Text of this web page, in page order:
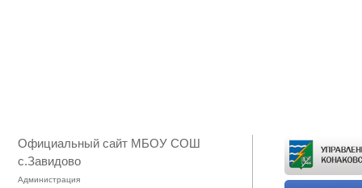
Официальный сайт МБОУ СОШ
с.Завидово
Администрация